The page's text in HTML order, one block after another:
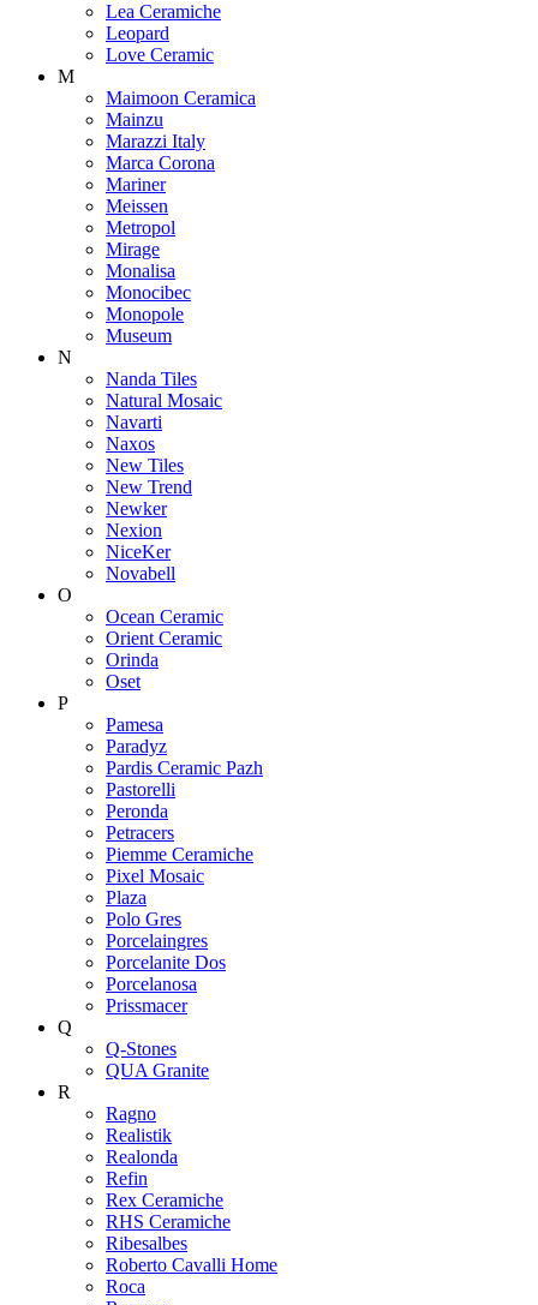
Lea Ceramiche
Leopard
Love Ceramic
M
Maimoon Ceramica
Mainzu
Marazzi Italy
Marca Corona
Mariner
Meissen
Metropol
Mirage
Monalisa
Monocibec
Monopole
Museum
N
Nanda Tiles
Natural Mosaic
Navarti
Naxos
New Tiles
New Trend
Newker
Nexion
NiceKer
Novabell
O
Ocean Ceramic
Orient Ceramic
Orinda
Oset
P
Pamesa
Paradyz
Pardis Ceramic Pazh
Pastorelli
Peronda
Petracers
Piemme Ceramiche
Pixel Mosaic
Plaza
Polo Gres
Porcelaingres
Porcelanite Dos
Porcelanosa
Prissmacer
Q
Q-Stones
QUA Granite
R
Ragno
Realistik
Realonda
Refin
Rex Ceramiche
RHS Ceramiche
Ribesalbes
Roberto Cavalli Home
Roca